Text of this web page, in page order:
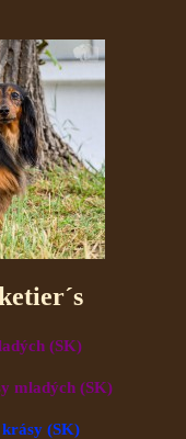
(SK)
mladých (SK)
(SK)